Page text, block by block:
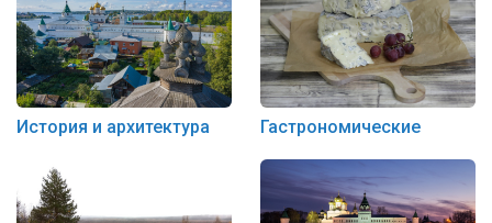
История и архитектура Гастрономические